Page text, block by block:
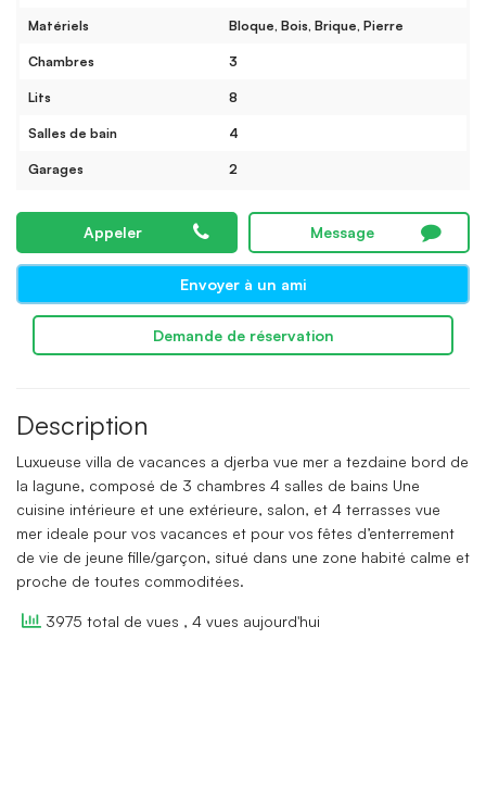
Matériels Bloque, Bois, Brique, Pierre
Chambres 3
Lits 8
Salles de bain 4
Garages 2
Appeler Message
Envoyer à un ami
Demande de réservation
Description
Luxueuse villa de vacances a djerba vue mer a tezdaine bord de
la lagune, composé de 3 chambres 4 salles de bains Une
cuisine intérieure et une extérieure, salon, et 4 terrasses vue
mer ideale pour vos vacances et pour vos fêtes d’enterrement
de vie de jeune fille/garçon, situé dans une zone habité calme et
proche de toutes commoditées.
3975 total de vues , 4 vues aujourd'hui